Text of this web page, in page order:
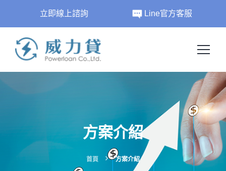
立即線上諮詢 Line官方客服
方案介紹
首頁 方案介紹